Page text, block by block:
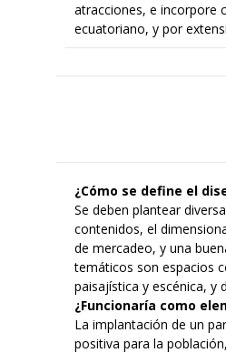
atracciones, e incorpore
ecuatoriano, y por
¿Cómo se define el
Se deben plantear
contenidos, el
de mercadeo, y una
temáticos son espacios
paisajística y escénica, y
¿Funcionaría como
La implantación de un
positiva para la